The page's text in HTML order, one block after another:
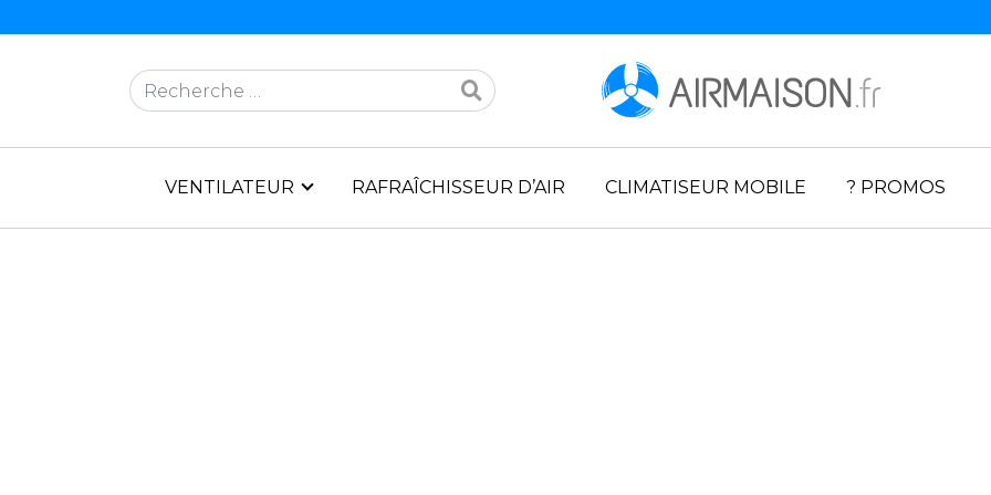
Rechercher
VENTILATEUR RAFRAÎCHISSEUR D’AIR CLIMATISEUR MOBILE ? PROMOS